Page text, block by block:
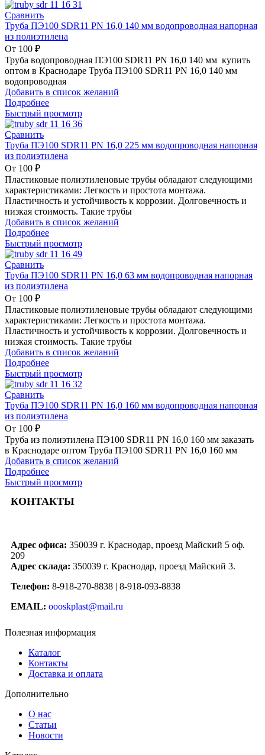
Сравнить
Труба ПЭ100 SDR11 PN 16,0 140 мм водопроводная напорная
из полиэтилена
От 100 ₽
Труба водопроводная ПЭ100 SDR11 PN 16,0 140 мм купить
оптом в Краснодаре Труба ПЭ100 SDR11 PN 16,0 140 мм
водопроводная
Добавить в список желаний
Подробнее
Быстрый просмотр
Сравнить
Труба ПЭ100 SDR11 PN 16,0 225 мм водопроводная напорная
из полиэтилена
От 100 ₽
Пластиковые полиэтиленовые трубы обладают следующими
характеристиками: Легкость и простота монтажа.
Пластичность и устойчивость к коррозии. Долговечность и
низкая стоимость. Такие трубы
Добавить в список желаний
Подробнее
Быстрый просмотр
Сравнить
Труба ПЭ100 SDR11 PN 16,0 63 мм водопроводная напорная
из полиэтилена
От 100 ₽
Пластиковые полиэтиленовые трубы обладают следующими
характеристиками: Легкость и простота монтажа.
Пластичность и устойчивость к коррозии. Долговечность и
низкая стоимость. Такие трубы
Добавить в список желаний
Подробнее
Быстрый просмотр
Сравнить
Труба ПЭ100 SDR11 PN 16,0 160 мм водопроводная напорная
из полиэтилена
От 100 ₽
Труба из полиэтилена ПЭ100 SDR11 PN 16,0 160 мм заказать
в Краснодаре оптом Труба ПЭ100 SDR11 PN 16,0 160 мм
Добавить в список желаний
Подробнее
Быстрый просмотр
КОНТАКТЫ
Адрес офиса: 350039 г. Краснодар, проезд Майский 5 оф.
209
Адрес склада: 350039 г. Краснодар, проезд Майский 3.
Телефон: 8-918-270-8838 | 8-918-093-8838
EMAIL: oooskplast@mail.ru
Полезная информация
Каталог
Контакты
Доставка и оплата
Дополнительно
О нас
Статьи
Новости